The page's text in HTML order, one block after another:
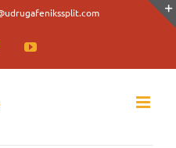
FacebookYouTube